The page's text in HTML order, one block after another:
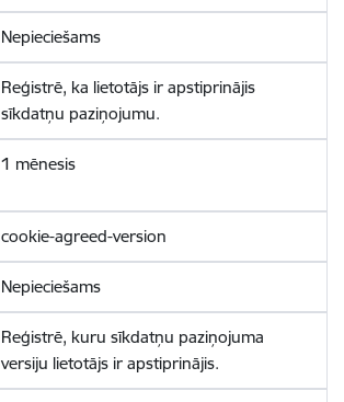
Nepieciešams
Reģistrē, ka lietotājs ir apstiprinājis
sīkdatņu paziņojumu.
1 mēnesis
cookie-agreed-version
Nepieciešams
Reģistrē, kuru sīkdatņu paziņojuma
versiju lietotājs ir apstiprinājis.